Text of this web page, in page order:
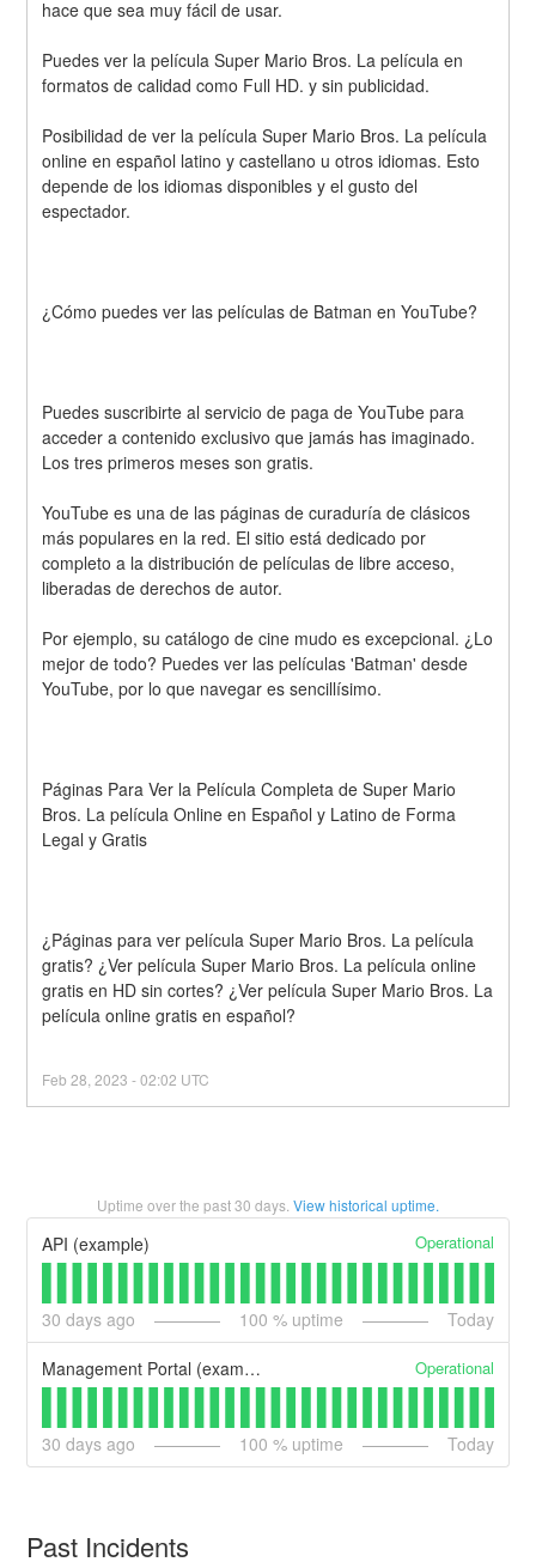
hace que sea muy fácil de usar.
Puedes ver la película Super Mario Bros. La película en
formatos de calidad como Full HD. y sin publicidad.
Posibilidad de ver la película Super Mario Bros. La película
online en español latino y castellano u otros idiomas. Esto
depende de los idiomas disponibles y el gusto del
espectador.
¿Cómo puedes ver las películas de Batman en YouTube?
Puedes suscribirte al servicio de paga de YouTube para
acceder a contenido exclusivo que jamás has imaginado.
Los tres primeros meses son gratis.
YouTube es una de las páginas de curaduría de clásicos
más populares en la red. El sitio está dedicado por
completo a la distribución de películas de libre acceso,
liberadas de derechos de autor.
Por ejemplo, su catálogo de cine mudo es excepcional. ¿Lo
mejor de todo? Puedes ver las películas 'Batman' desde
YouTube, por lo que navegar es sencillísimo.
Páginas Para Ver la Película Completa de Super Mario
Bros. La película Online en Español y Latino de Forma
Legal y Gratis
¿Páginas para ver película Super Mario Bros. La película
gratis? ¿Ver película Super Mario Bros. La película online
gratis en HD sin cortes? ¿Ver película Super Mario Bros. La
película online gratis en español?
Feb28 ,2023 -02:02 UTC
Uptime over the past30 days. View historical uptime.
API (example) Operational
30 days ago 100 % uptime Today
Management Portal (example) Operational
30 days ago 100 % uptime Today
Past Incidents